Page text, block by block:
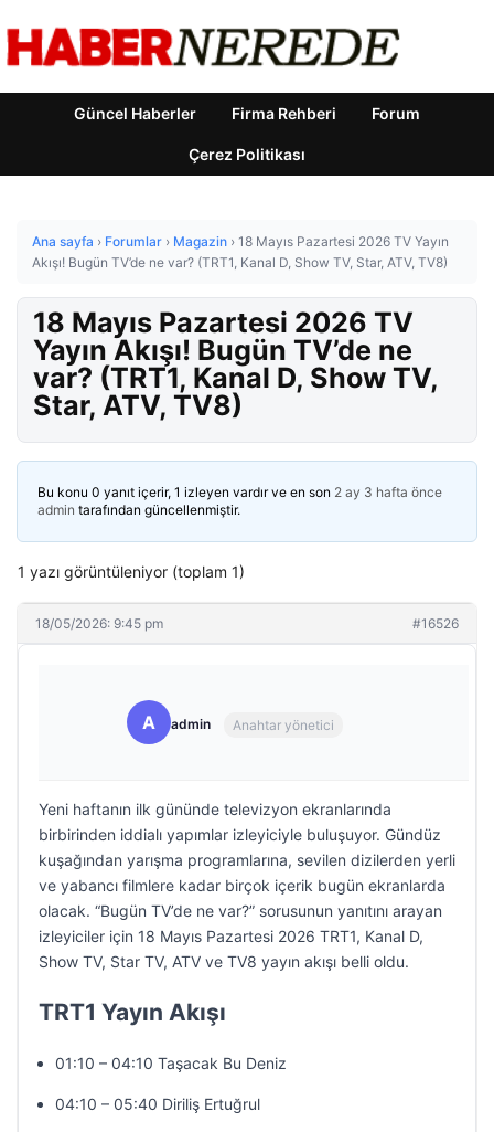
Güncel Haberler Firma Rehberi Forum
Çerez Politikası
Ana sayfa › Forumlar › Magazin › 18 Mayıs Pazartesi 2026 TV Yayın
Akışı! Bugün TV’de ne var? (TRT1, Kanal D, Show TV, Star, ATV, TV8)
18 Mayıs Pazartesi 2026 TV
Yayın Akışı! Bugün TV’de ne
var? (TRT1, Kanal D, Show TV,
Star, ATV, TV8)
Bu konu 0 yanıt içerir, 1 izleyen vardır ve en son 2 ay 3 hafta önce
admin tarafından güncellenmiştir.
1 yazı görüntüleniyor (toplam 1)
18/05/2026: 9:45 pm #16526
A admin Anahtar yönetici
Yeni haftanın ilk gününde televizyon ekranlarında
birbirinden iddialı yapımlar izleyiciyle buluşuyor. Gündüz
kuşağından yarışma programlarına, sevilen dizilerden yerli
ve yabancı filmlere kadar birçok içerik bugün ekranlarda
olacak. “Bugün TV’de ne var?” sorusunun yanıtını arayan
izleyiciler için 18 Mayıs Pazartesi 2026 TRT1, Kanal D,
Show TV, Star TV, ATV ve TV8 yayın akışı belli oldu.
TRT1 Yayın Akışı
01:10 – 04:10 Taşacak Bu Deniz
04:10 – 05:40 Diriliş Ertuğrul